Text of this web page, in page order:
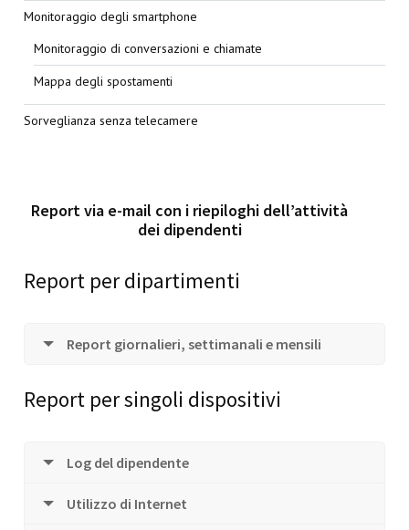
Monitoraggio degli smartphone
Monitoraggio di conversazioni e chiamate
Mappa degli spostamenti
Sorveglianza senza telecamere
Report via e-mail con i riepiloghi dell’attività
dei dipendenti
Report per dipartimenti
Report giornalieri, settimanali e mensili
Report per singoli dispositivi
Log del dipendente
Utilizzo di Internet